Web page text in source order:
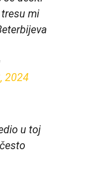
mi
2024
u toj